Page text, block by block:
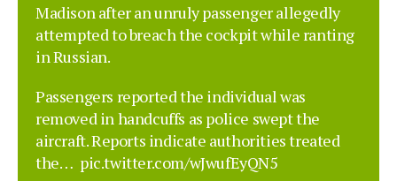
Madison after an unruly passenger allegedly
attempted to breach the cockpit while ranting
in Russian.
Passengers reported the individual was
removed in handcuffs as police swept the
aircraft. Reports indicate authorities treated
the… pic.twitter.com/wJwufEyQN5